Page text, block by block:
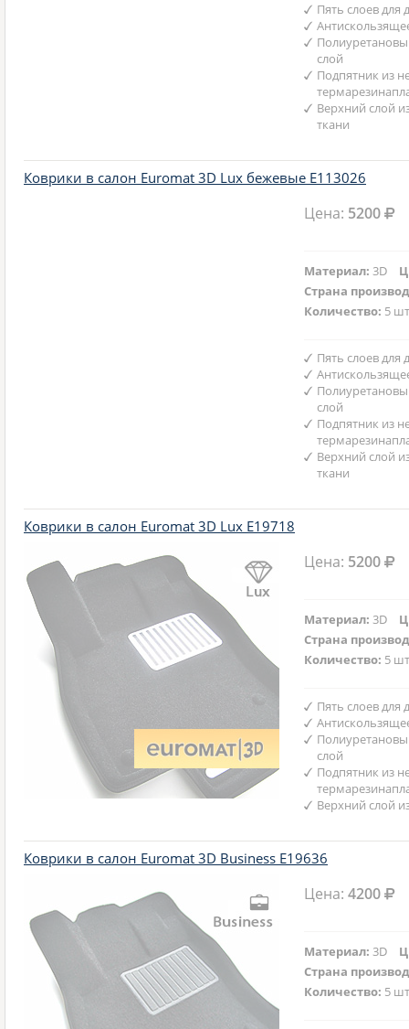
Пять слоев
слой
Подпятник из
Верхний слой
ткани
Коврики в салон Euromat 3D Lux бежевые E113026
Цена: 5200
Материал:3D
Страна
Количество: 5
Пять слоев
слой
Подпятник из
Верхний слой
ткани
Коврики в салон Euromat 3D Lux E19718
Цена: 5200
Материал:3D
Страна
Количество: 5
Пять слоев
слой
Подпятник из
Верхний слой
Коврики в салон Euromat 3D Business E19636
Цена:4200
Материал:3D
Страна
Количество: 5